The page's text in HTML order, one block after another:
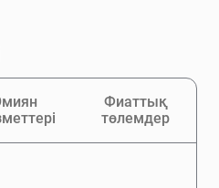
Фиаттық
төлемдер